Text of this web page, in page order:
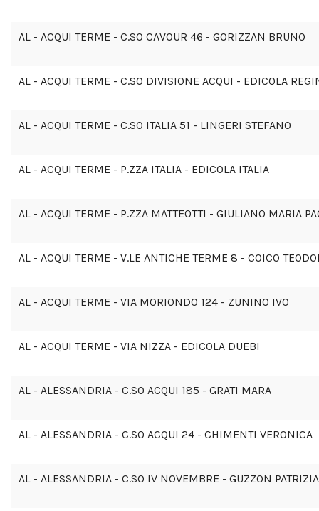
AL - ACQUI TERME - C.SO CAVOUR 46 - GORIZZAN BRUNO
AL - ACQUI TERME - C.SO DIVISIONE ACQUI - EDICOLA
AL - ACQUI TERME - C.SO ITALIA 51 - LINGERI STEFANO
AL - ACQUI TERME - P.ZZA ITALIA - EDICOLA ITALIA
AL - ACQUI TERME - P.ZZA MATTEOTTI - GIULIANO MARIA
AL - ACQUI TERME - V.LE ANTICHE TERME 8 - COICO
AL - ACQUI TERME - VIA MORIONDO 124 - ZUNINO IVO
AL - ACQUI TERME - VIA NIZZA - EDICOLA DUEBI
AL - ALESSANDRIA - C.SO ACQUI 185 - GRATI MARA
AL - ALESSANDRIA - C.SO ACQUI 24 - CHIMENTI VERONICA
AL - ALESSANDRIA - C.SO IV NOVEMBRE - GUZZON PATRIZIA